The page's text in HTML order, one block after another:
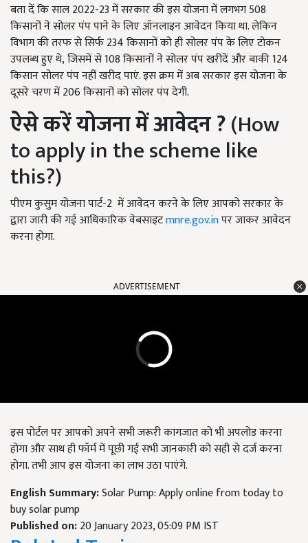
बता दें कि साल 2022-23में सरकार की इस योजना में लगभग508
किसानों ने सोलर पंप पाने के लिए ऑनलाइन आवेदन किया था. लेकिन
विभाग की तरफ से सिर्फ234किसानों को ही सोलर पंप के लिए टोकन
उपलब्ध हुए थे, जिसमें से 108किसानों ने सोलर पंप खरीदें और बाकी124
किसान सोलर पंप नहीं खरीद पाएं. इस क्रम में अब सरकार इस योजना के
दूसरे चरण में206किसानों को सोलर पंप देगी.
ऐसे करें योजना में आवेदन?(How
to apply in the scheme like
this?)
पीएम कुसुम योजना पार्ट-2 में आवेदन करने के लिए आपको सरकार के
द्वारा जारी की गई आधिकारिक वेबसाइटmnre.gov.inपर जाकर आवेदन
करना होगा.
ADVERTISEMENT
इस पोर्टल पर आपको अपने सभी जरूरी कागजात को भी अपलोड करना
होगा और साथ ही फॉर्म में पूछी गई सभी जानकारी को सही से दर्ज करना
होगा. तभी आप इस योजना का लाभ उठा पाएंगे.
English Summary:Solar Pump: Apply online from today to
buy solar pump
Published on:20 January 2023, 05:09 PM IST